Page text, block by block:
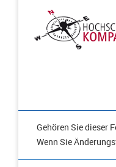
Gehören Sie dieser
Wenn Sie